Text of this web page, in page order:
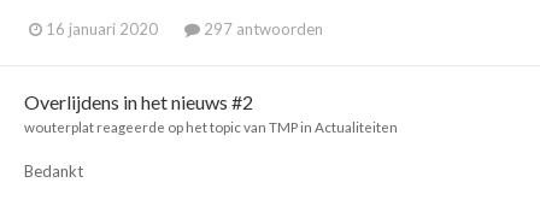
16 januari 2020 297 antwoorden
Overlijdens in het nieuws #2
wouterplat reageerde op het topic van TMP in Actualiteiten
Bedankt